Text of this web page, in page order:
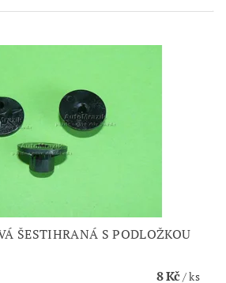
ŠESTIHRANÁ S PODLOŽKOU
8 Kč/ ks